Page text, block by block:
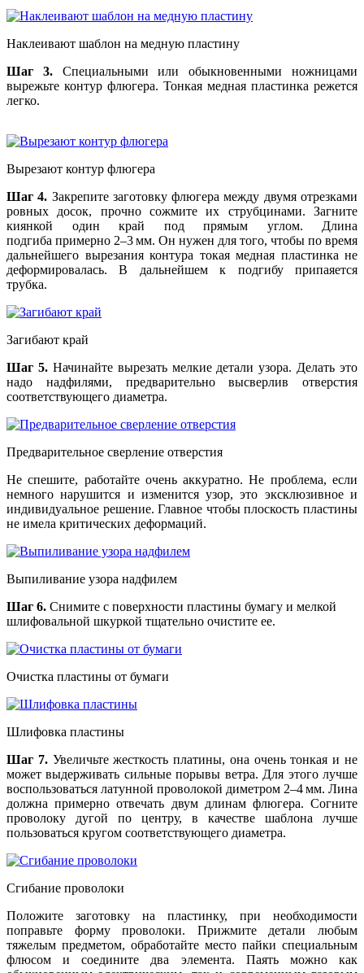
Наклеивают шаблон на медную пластину
Шаг 3.Специальными или обыкновенными ножницами
вырежьте контур флюгера. Тонкая медная пластинка режется
легко.
Вырезают контур флюгера
Шаг 4. Закрепите заготовку флюгера между двумя отрезками
ровных досок, прочно сожмите их струбцинами. Загните
киянкой один край под прямым углом. Длина
подгиба примерно 2–3 мм. Он нужен для того, чтобы по время
дальнейшего вырезания контура токая медная пластинка не
деформировалась. В дальнейшем к подгибу припаяется
трубка.
Загибают край
Шаг 5.Начинайте вырезать мелкие детали узора. Делать это
надо надфилями, предварительно высверлив отверстия
соответствующего диаметра.
Предварительное сверление отверстия
Не спешите, работайте очень аккуратно. Не проблема, если
немного нарушится и изменится узор, это эксклюзивное и
индивидуальное решение. Главное чтобы плоскость пластины
не имела критических деформаций.
Выпиливание узора надфилем
Шаг 6. Снимите с поверхности пластины бумагу и мелкой
шлифовальной шкуркой тщательно очистите ее.
Очистка пластины от бумаги
Шлифовка пластины
Шаг 7.Увеличьте жесткость платины, она очень тонкая и не
может выдерживать сильные порывы ветра. Для этого лучше
воспользоваться латунной проволокой диметром 2–4 мм. Лина
должна примерно отвечать двум длинам флюгера. Согните
проволоку дугой по центру, в качестве шаблона лучше
пользоваться кругом соответствующего диаметра.
Сгибание проволоки
Положите заготовку на пластинку, при необходимости
поправьте форму проволоки. Прижмите детали любым
тяжелым предметом, обработайте место пайки специальным
флюсом и соедините два элемента. Паять можно как